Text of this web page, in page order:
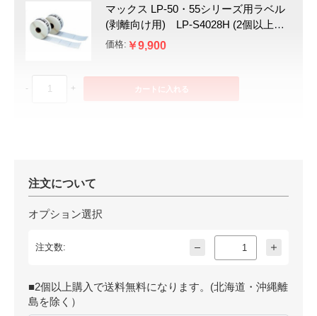
マックス LP-50・55シリーズ用ラベル
(剥離向け用) LP-S4028H (2個以上で
送料無料※北海道・沖縄・離島は別途
価格: ￥9,900
- + カートに入れる
+
マックス LP-50・55シリーズ用ラベル
送料無料※北海道・沖縄・離島は別途
価格:￥9,900
注文について
オプション選択
注文数:
■2個以上購入で送料無料になります。(北海道・沖縄離
島を除く）